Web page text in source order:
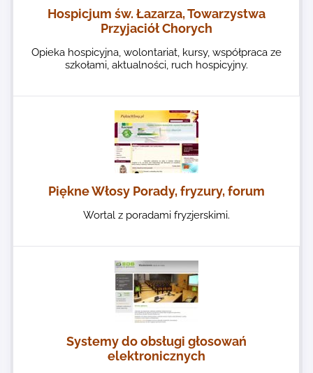
Hospicjum św. Łazarza, Towarzystwa
Przyjaciół Chorych
Opieka hospicyjna, wolontariat, kursy, współpraca ze
szkołami, aktualności, ruch hospicyjny.
Piękne Włosy Porady, fryzury, forum
Wortal z poradami fryzjerskimi.
Systemy do obsługi głosowań
elektronicznych